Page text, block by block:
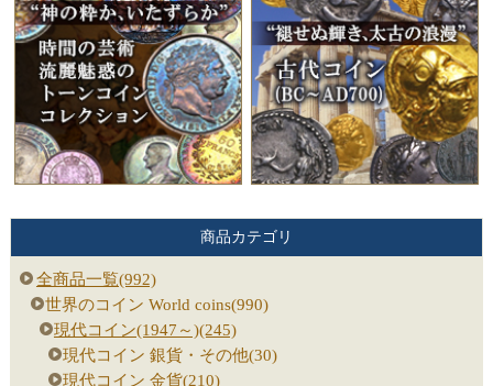
商品カテゴリ
全商品一覧(992)
世界のコイン World coins(990)
現代コイン(1947～)(245)
現代コイン 銀貨・その他(30)
現代コイン 金貨(210)